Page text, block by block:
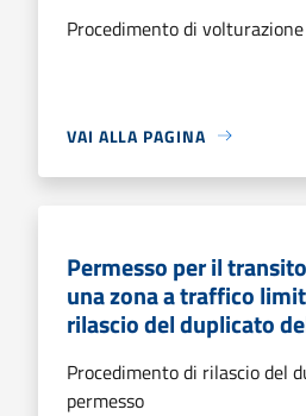
Procedimento di
VAI ALLA PAGINA
Permesso per il
una zona a traffico
rilascio del duplicato
Procedimento di rilascio del
permesso